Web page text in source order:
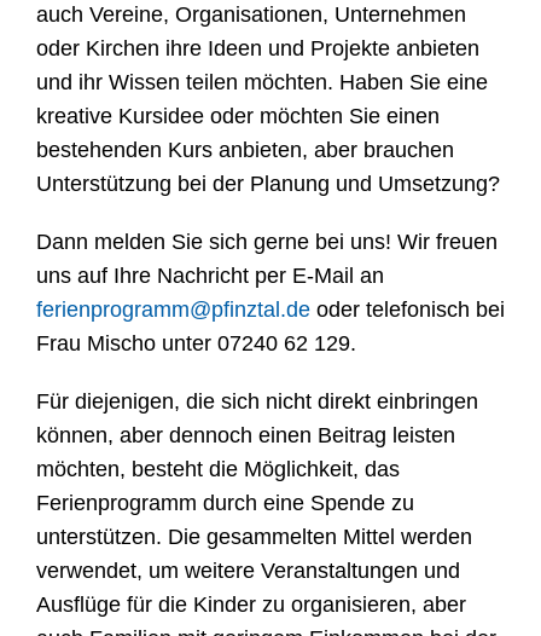
auch Vereine, Organisationen, Unternehmen
oder Kirchen ihre Ideen und Projekte anbieten
und ihr Wissen teilen möchten. Haben Sie eine
kreative Kursidee oder möchten Sie einen
bestehenden Kurs anbieten, aber brauchen
Unterstützung bei der Planung und Umsetzung?
Dann melden Sie sich gerne bei uns! Wir freuen
uns auf Ihre Nachricht per E-Mail an
ferienprogramm@pfinztal.de oder telefonisch bei
Frau Mischo unter 07240 62 129.
Für diejenigen, die sich nicht direkt einbringen
können, aber dennoch einen Beitrag leisten
möchten, besteht die Möglichkeit, das
Ferienprogramm durch eine Spende zu
unterstützen. Die gesammelten Mittel werden
verwendet, um weitere Veranstaltungen und
Ausflüge für die Kinder zu organisieren, aber